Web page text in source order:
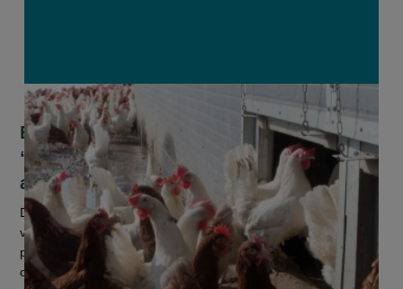
Eiercrisis op tafel van parlement:
“Perspectief voor sector moet hoog op
agenda staan”
De laaiende uitbraak van de vogelgriep type H5 in Amerika
vertaalt zich in toenemende schaarste aan eieren en hogere
prijzen. Een signaal om onze pluimveesector extra te
ondersteunen, vindt...